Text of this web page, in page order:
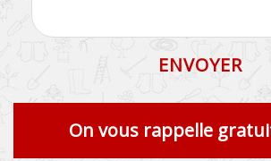
On vous rappelle